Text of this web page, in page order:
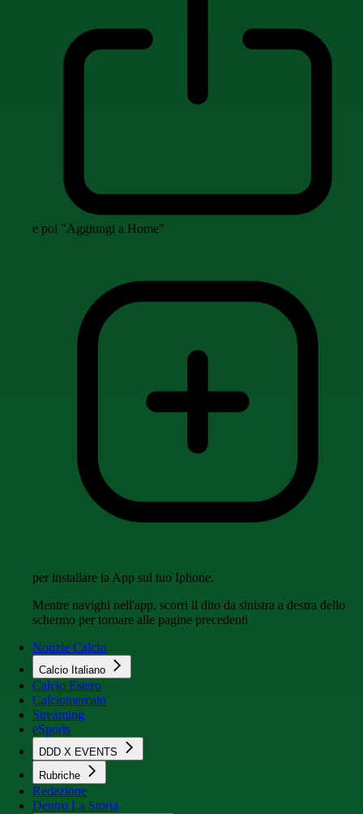
e poi "Aggiungi a Home"
per installare la App sul tuo Iphone.
Mentre navighi nell'app, scorri il dito da sinistra a destra dello
schermo per tornare alle pagine precedenti
Notizie Calcio
Calcio Italiano
Calcio Estero
Calciomercato
Streaming
eSports
DDD X EVENTS
Rubriche
Redazione
Dentro La Storia